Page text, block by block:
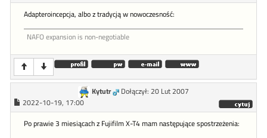
Adapteroincepcja, albo z tradycją w nowoczesność:
NAFO expansion is non-negotiable
Kytutr
Dołączył: 20 Lut 2007
2022-10-19, 17:00
Po prawie 3 miesiącach z Fujifilm X-T4 mam następujące spostrzeżenia: